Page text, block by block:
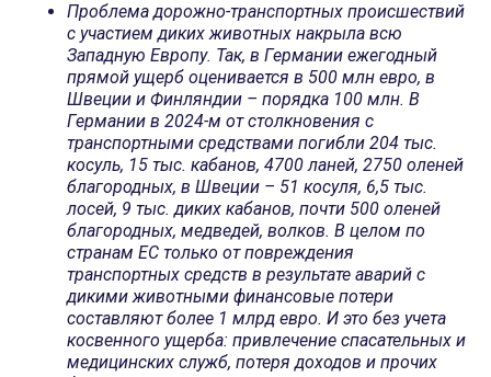
Проблема дорожно-транспортных происшествий
с участием диких животных накрыла всю
Западную Европу. Так, в Германии ежегодный
прямой ущерб оценивается в 500 млн евро, в
Швеции и Финляндии – порядка 100 млн. В
Германии в 2024-м от столкновения с
транспортными средствами погибли 204 тыс.
косуль, 15 тыс. кабанов, 4700 ланей, 2750 оленей
благородных, в Швеции – 51 косуля, 6,5 тыс.
лосей, 9 тыс. диких кабанов, почти 500 оленей
благородных, медведей, волков. В целом по
странам ЕС только от повреждения
транспортных средств в результате аварий с
дикими животными финансовые потери
составляют более 1 млрд евро. И это без учета
косвенного ущерба: привлечение спасательных и
медицинских служб, потеря доходов и прочих